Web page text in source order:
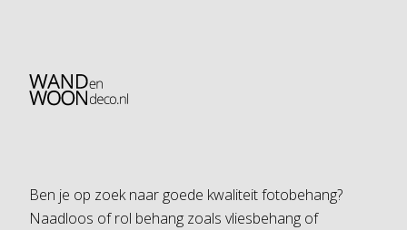
Ben je op zoek naar goede kwaliteit fotobehang?
Naadloos of rol behang zoals vliesbehang of